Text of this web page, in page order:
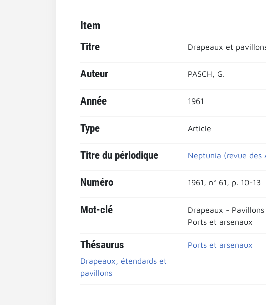
Item
Titre Drapeaux et
Auteur PASCH, G.
Année 1961
Type Article
Titre du périodique Neptunia (revue des
Numéro 1961, n° 61, p. 10-13
Mot-clé
Drapeaux - Pavillons
Ports et arsenaux
Thésaurus
Ports et arsenaux
Drapeaux, étendards et
pavillons